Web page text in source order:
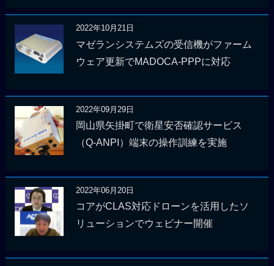
2022年10月21日
マゼランシステムズの受信機がファーム
ウェア更新でMADOCA-PPPに対応
2022年09月29日
岡山県矢掛町で衛星安否確認サービス
（Q-ANPI）端末の操作訓練を実施
2022年06月20日
コアがCLAS対応ドローンを活用したソ
リューションでウェビナー開催